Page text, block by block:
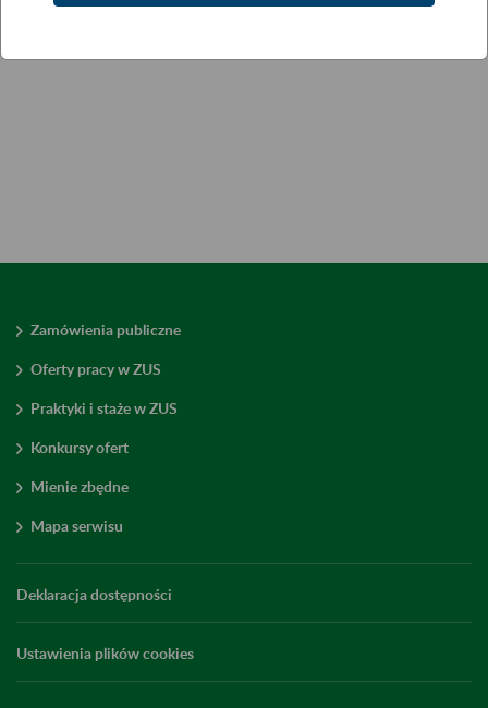
Zamówienia publiczne
Oferty pracy w ZUS
Praktyki i staże w ZUS
Konkursy ofert
Mienie zbędne
Mapa serwisu
Deklaracja dostępności
Ustawienia plików cookies